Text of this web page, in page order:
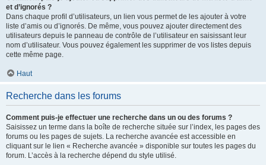
et d’ignorés ?
Dans chaque profil d’utilisateurs, un lien vous permet de les ajouter à votre
liste d’amis ou d’ignorés. De même, vous pouvez ajouter directement des
utilisateurs depuis le panneau de contrôle de l’utilisateur en saisissant leur
nom d’utilisateur. Vous pouvez également les supprimer de vos listes depuis
cette même page.
Haut
Recherche dans les forums
Comment puis-je effectuer une recherche dans un ou des forums ?
Saisissez un terme dans la boîte de recherche située sur l’index, les pages des
forums ou les pages de sujets. La recherche avancée est accessible en
cliquant sur le lien « Recherche avancée » disponible sur toutes les pages du
forum. L’accès à la recherche dépend du style utilisé.